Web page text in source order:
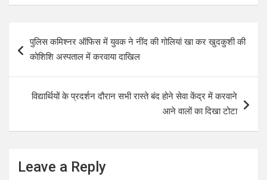
at
A
p
ce
o
k
tt
er
ar
navigation
पुलिस कमिश्नर ऑफिस में युवक ने नींद की गोलियां खा कर खुदकुशी की
कोशिशि अस्पताल में करवाया दाखिल
विद्यार्थियों के प्रदर्शन दौरान सभी रास्ते बंद होने सेवा केंद्र में करवाने
आने वालों का दिखा टोटा
Leave a Reply